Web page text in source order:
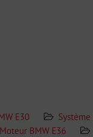
E30
Moteur BMW E36